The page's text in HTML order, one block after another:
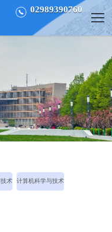
02989390760
术 计算机科学与技术